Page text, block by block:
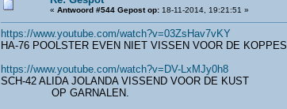
« Antwoord #544 Gepost op:18-11-2014, 19:21:51 »
https://www.youtube.com/watch?v=03ZsHav7vKY
HA-76 POOLSTER EVEN NIET VISSEN VOOR DE KOPPES
https://www.youtube.com/watch?v=DV-LxMJy0h8
SCH-42 ALIDA JOLANDA VISSEND VOOR DE KUST
OP GARNALEN.